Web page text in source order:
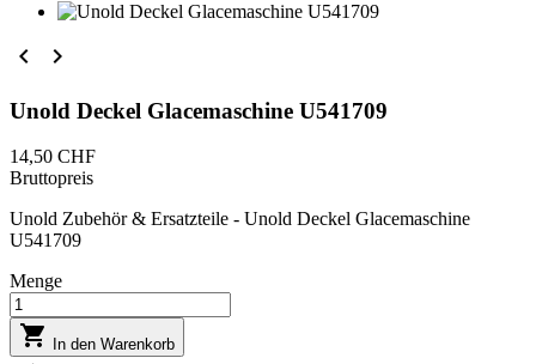
 
Unold Deckel Glacemaschine U541709
14,50 CHF
Bruttopreis
Unold Zubehör & Ersatzteile - Unold Deckel Glacemaschine
U541709
Menge
 In den Warenkorb